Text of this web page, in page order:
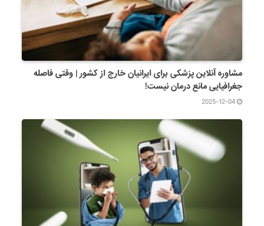
مشاوره آنلاین پزشکی برای ایرانیان خارج از کشور | وقتی فاصله
جغرافیایی مانع درمان نیست!
2025-12-04